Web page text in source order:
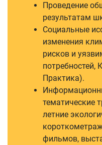
Проведение
результатам
Социальные
изменения
рисков и
потребностей,
Практика).
тематические
летние
фильмов,